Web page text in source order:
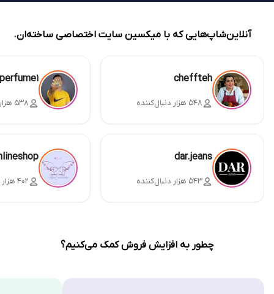
آنلاین‌شاپ‌هایی که با میکسین سایت اختصاصی ساخته‌ان.
cheffteh
۵۴۸ هزار دنبال‌کننده ۵۳۸ هزار دنبال‌کننده
dar.jeans
۵۴۳ هزار دنبال‌کننده ۴۰۲ هزار دنبال‌کننده
چطور به افزایش فروش کمک می‌کنیم؟